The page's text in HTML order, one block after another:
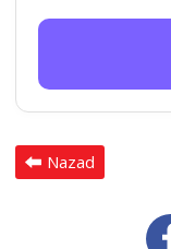
Nazad